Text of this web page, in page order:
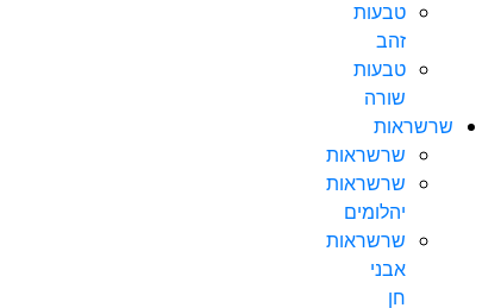
טבעות
זהב
טבעות
שורה
שרשראות
שרשראות
שרשראות
יהלומים
שרשראות
אבני
חן